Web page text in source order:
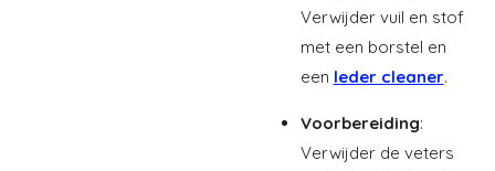
Verwijder vuil en stof
met een borstel en
een leder cleaner.
Voorbereiding:
Verwijder de veters